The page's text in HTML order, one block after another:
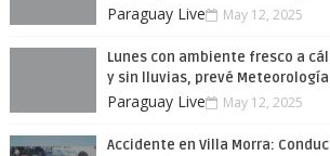
Paraguay Live May 12, 2025
Lunes con ambiente fresco a
y sin lluvias, prevé
Paraguay Live May 12, 2025
Accidente en Villa Morra: